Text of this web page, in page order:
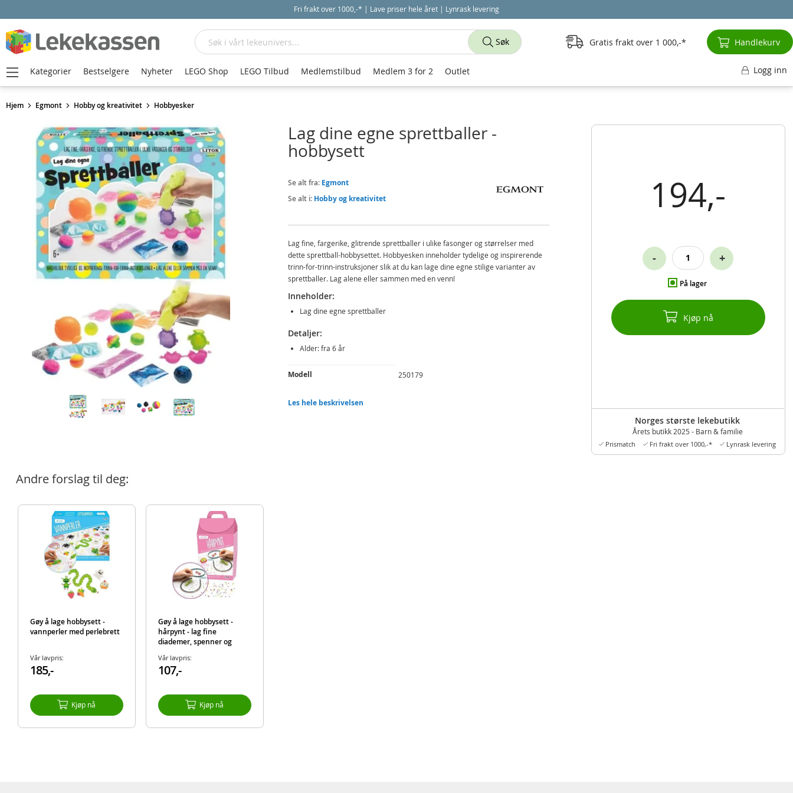
Fri frakt over 1000,-* | Lave priser hele året | Lynrask levering
Hjem Egmont Hobby og kreativitet Hobbyesker
194,-
På lager
- +
Kjøp nå
Norges største lekebutikk
Årets butikk 2025 - Barn & familie
Prismatch Fri frakt over 1000,-* Lynrask levering
Lag dine egne sprettballer -
hobbysett
Se alt fra: Egmont
Se alt i: Hobby og kreativitet
Lag fine, fargerike, glitrende sprettballer i ulike fasonger og størrelser med
dette sprettball-hobbysettet. Hobbyesken inneholder tydelige og inspirerende
trinn-for-trinn-instruksjoner slik at du kan lage dine egne stilige varianter av
sprettballer. Lag alene eller sammen med en venn!
Inneholder:
Lag dine egne sprettballer
Detaljer:
Alder: fra 6 år
Produktdetaljer
Modell 250179
Les hele beskrivelsen
Andre forslag til deg:
Gøy å lage hobbysett -
vannperler med perlebrett
Vår lavpris:
185,-
Kjøp nå
Gøy å lage hobbysett -
hårpynt - lag fine
diademer, spenner og
Vår lavpris:
107,-
Kjøp nå
Søk
Søk Gratis frakt over 1 000,- Handlekurv
Kategorier Bestselgere Nyheter LEGO Shop LEGO Tilbud Medlemstilbud Medlem 3 for 2 Outlet Logg inn